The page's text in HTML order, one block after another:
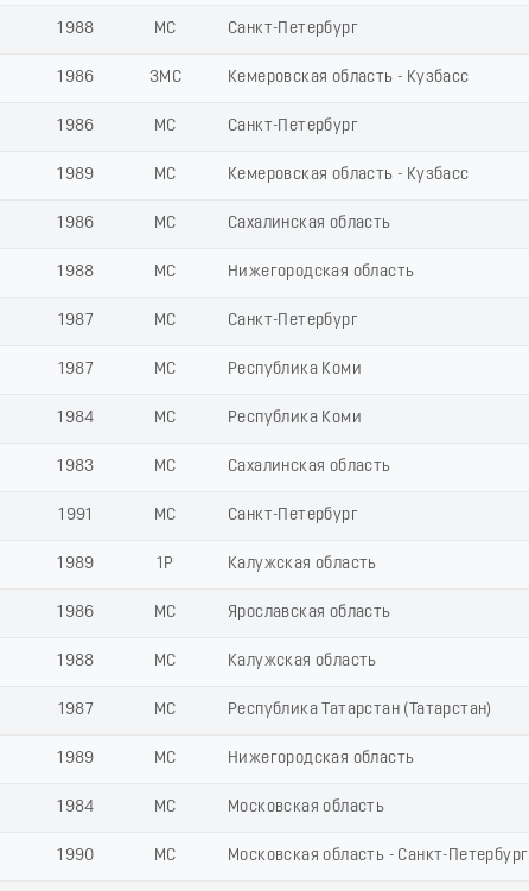
1988 МС Санкт-Петербург
1986 ЗМС Кемеровская область - Кузбасс
1986 МС Санкт-Петербург
1989 МС Кемеровская область - Кузбасс
1986 МС Сахалинская область
1988 МС Нижегородская область
1987 МС Санкт-Петербург
1987 МС Республика Коми
1984 МС Республика Коми
1983 МС Сахалинская область
1991 МС Санкт-Петербург
1989 1Р Калужская область
1986 МС Ярославская область
1988 МС Калужская область
1987 МС Республика Татарстан (Татарстан)
1989 МС Нижегородская область
1984 МС Московская область
1990 МС Московская область - Санкт-Петербург